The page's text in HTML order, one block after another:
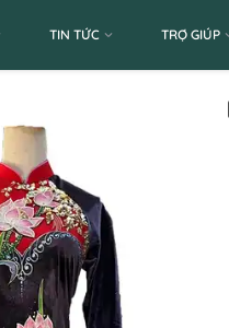
TIN TỨC TRỢ GIÚP